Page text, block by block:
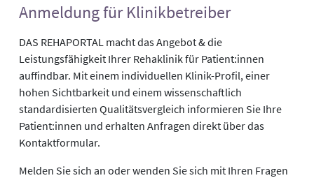
Anmeldung für Klinikbetreiber
DAS REHAPORTAL macht das Angebot & die
Leistungsfähigkeit Ihrer Rehaklinik für Patient:innen
auffindbar. Mit einem individuellen Klinik-Profil, einer
hohen Sichtbarkeit und einem wissenschaftlich
standardisierten Qualitätsvergleich informieren Sie Ihre
Patient:innen und erhalten Anfragen direkt über das
Kontaktformular.
Melden Sie sich an oder wenden Sie sich mit Ihren Fragen